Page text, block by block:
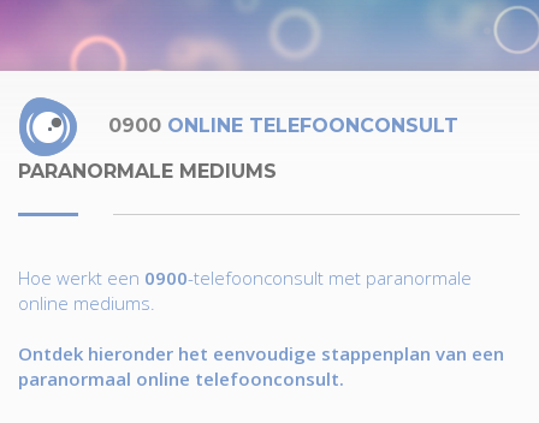
0900 ONLINE TELEFOONCONSULT
PARANORMALE MEDIUMS
Hoe werkt een 0900-telefoonconsult met paranormale
online mediums.
Ontdek hieronder het eenvoudige stappenplan van een
paranormaal online telefoonconsult.